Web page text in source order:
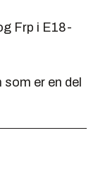
Frp i E18-
er en del